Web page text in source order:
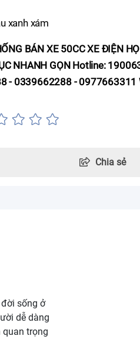
xanh xám
BÁN XE 50CC XE ĐIỆN
NHANH GỌN Hotline:
- 0339662288 - 0977663311
Chia sẻ
sống ở
dễ dàng
trọng